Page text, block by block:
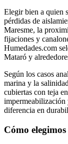
Elegir bien a quien
pérdidas de
Maresme, la
fijaciones y
Humedades.com
Mataró y
Según los casos
marina y la
cubiertas con teja
impermeabilización
diferencia en
Cómo